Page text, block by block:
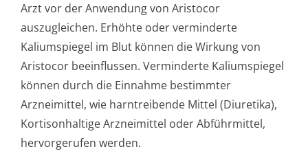
Arzt vor der Anwendung von Aristocor
auszugleichen. Erhöhte oder verminderte
Kaliumspiegel im Blut können die Wirkung von
Aristocor beeinflussen. Verminderte Kaliumspiegel
können durch die Einnahme bestimmter
Arzneimittel, wie harntreibende Mittel (Diuretika),
Kortisonhaltige Arzneimittel oder Abführmittel,
hervorgerufen werden.